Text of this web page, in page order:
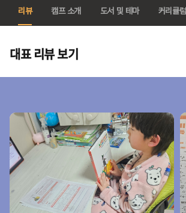
리뷰 캠프 소개 도서 및 테마 커리큘럼
대표 리뷰 보기